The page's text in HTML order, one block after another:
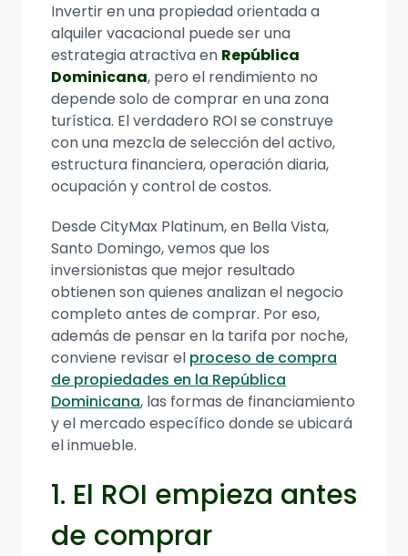
Invertir en una propiedad orientada a
alquiler vacacional puede ser una
estrategia atractiva en República
Dominicana, pero el rendimiento no
depende solo de comprar en una zona
turística. El verdadero ROI se construye
con una mezcla de selección del activo,
estructura financiera, operación diaria,
ocupación y control de costos.
Desde CityMax Platinum, en Bella Vista,
Santo Domingo, vemos que los
inversionistas que mejor resultado
obtienen son quienes analizan el negocio
completo antes de comprar. Por eso,
además de pensar en la tarifa por noche,
conviene revisar el proceso de compra
de propiedades en la República
Dominicana, las formas de financiamiento
y el mercado específico donde se ubicará
el inmueble.
1. El ROI empieza antes
de comprar